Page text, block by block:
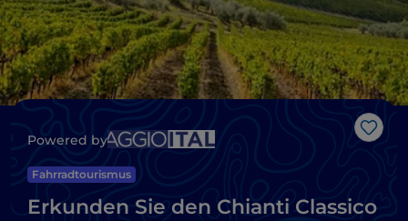
Like
Powered by
Fahrradtourismus
Erkunden Sie den Chianti Classico